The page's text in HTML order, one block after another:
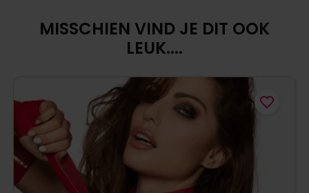
MISSCHIEN VIND JE DIT OOK
LEUK....